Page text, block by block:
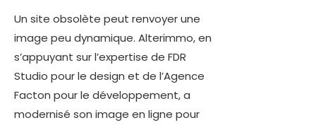
Un site obsolète peut renvoyer une
image peu dynamique. Alterimmo, en
s’appuyant sur l’expertise de FDR
Studio pour le design et de l’Agence
Facton pour le développement, a
modernisé son image en ligne pour